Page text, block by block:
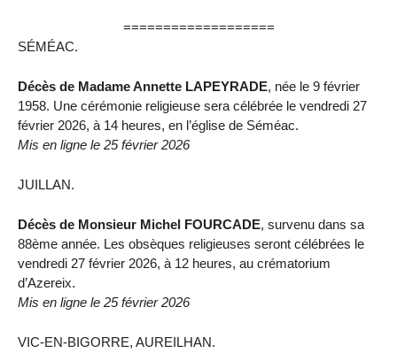
===================
SÉMÉAC.
Décès de Madame Annette LAPEYRADE, née le 9 février
1958. Une cérémonie religieuse sera célébrée le vendredi 27
février 2026, à 14 heures, en l’église de Séméac.
Mis en ligne le 25 février 2026
JUILLAN.
Décès de Monsieur Michel FOURCADE, survenu dans sa
88ème année. Les obsèques religieuses seront célébrées le
vendredi 27 février 2026, à 12 heures, au crématorium
d’Azereix.
Mis en ligne le 25 février 2026
VIC-EN-BIGORRE, AUREILHAN.